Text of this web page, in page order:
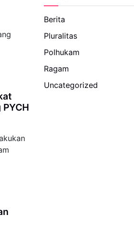
Berita
Pluralitas
Polhukam
Ragam
Uncategorized